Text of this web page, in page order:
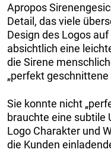
Apropos
Detail, das viele
Design des Logos
absichtlich eine
die Sirene
„perfekt
Sie konnte nicht
brauchte eine subtile
Logo Charakter und
die Kunden